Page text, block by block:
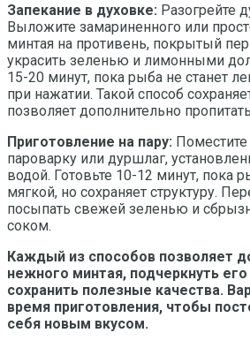
Запекание в духовке: Разогрейте
Выложите замариненного или
минтая на противень, покрытый
украсить зеленью и лимонными
15-20 минут, пока рыба не станет
при нажатии. Такой способ
позволяет дополнительно
Приготовление на пару:
пароварку или дуршлаг,
водой. Готовьте 10-12 минут, пока
мягкой, но сохраняет структуру.
посыпать свежей зеленью и
соком.
Каждый из способов позволяет
нежного минтая, подчеркнуть
сохранить полезные качества.
время приготовления, чтобы
себя новым вкусом.